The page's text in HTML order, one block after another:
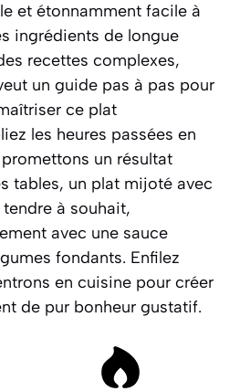
et étonnamment facile à
ingrédients de longue
recettes complexes,
un guide pas à pas pour
ce plat
les heures passées en
un résultat
tables, un plat mijoté avec
à souhait,
avec une sauce
fondants. Enfilez
en cuisine pour créer
de pur bonheur gustatif.